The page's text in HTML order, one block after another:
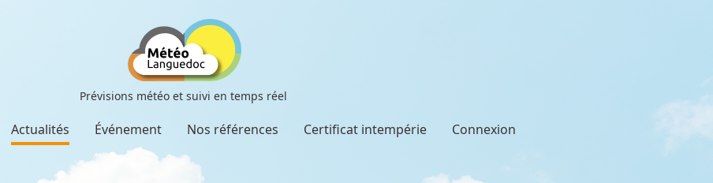
Prévisions météo et suivi en temps réel
Actualités Événement Nos références Certificat intempérie Connexion